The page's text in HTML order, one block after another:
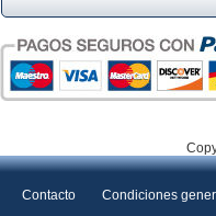
Contacto Condiciones